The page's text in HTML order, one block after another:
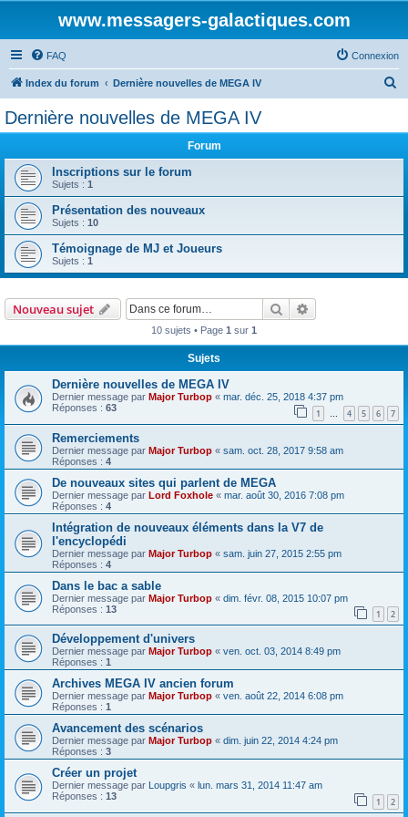
www.messagers-galactiques.com
FAQ Connexion
Index du forum Dernière nouvelles de MEGA IV
h
r
Dernière nouvelles de MEGA IV
Forum
Inscriptions sur le forum
Sujets : 1
Présentation des nouveaux
Sujets : 10
Témoignage de MJ et Joueurs
Sujets : 1
Nouveau sujet Rechercher
10 sujets • Page 1 sur 1
Sujets
Dernière nouvelles de MEGA IV
Dernier message par Major Turbop « mar. déc. 25, 2018 4:37 pm
Réponses : 63 1 … 4 5 6 7
Remerciements
Dernier message par Major Turbop « sam. oct. 28, 2017 9:58 am
Réponses : 4
De nouveaux sites qui parlent de MEGA
Dernier message par Lord Foxhole « mar. août 30, 2016 7:08 pm
Réponses : 4
Intégration de nouveaux éléments dans la V7 de
l'encyclopédi
Dernier message par Major Turbop « sam. juin 27, 2015 2:55 pm
Réponses : 4
Dans le bac a sable
Dernier message par Major Turbop « dim. févr. 08, 2015 10:07 pm
Réponses : 13 1 2
Développement d'univers
Dernier message par Major Turbop « ven. oct. 03, 2014 8:49 pm
Réponses : 1
Archives MEGA IV ancien forum
Dernier message par Major Turbop « ven. août 22, 2014 6:08 pm
Réponses : 1
Avancement des scénarios
Dernier message par Major Turbop « dim. juin 22, 2014 4:24 pm
Réponses : 3
Créer un projet
Dernier message par Loupgris « lun. mars 31, 2014 11:47 am
Réponses : 13 1 2